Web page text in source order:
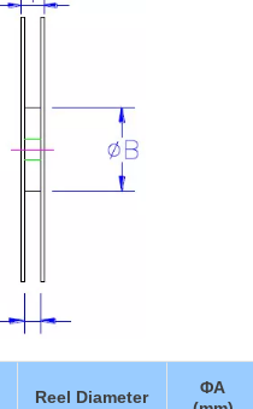
Reel Diameter
ΦA